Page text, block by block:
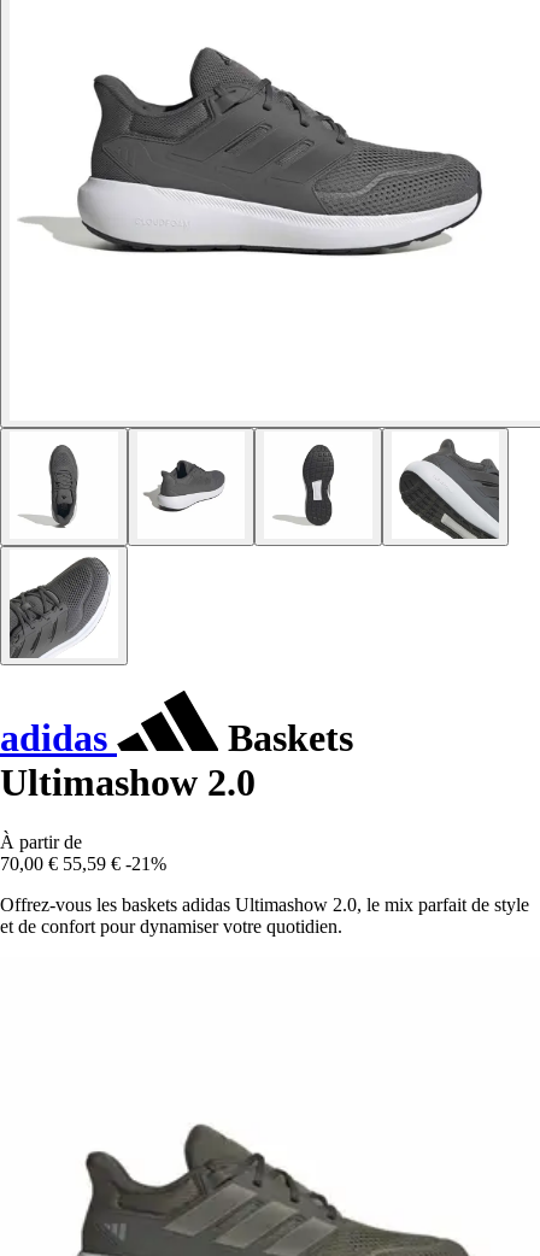
adidas
Baskets
Ultimashow 2.0
À partir de
70,00 € 55,59 € -21%
Offrez-vous les baskets adidas Ultimashow 2.0, le mix parfait de style
et de confort pour dynamiser votre quotidien.